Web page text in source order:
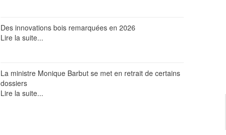
Des innovations bois remarquées en 2026
Lire la suite...
La ministre Monique Barbut se met en retrait de certains
dossiers
Lire la suite...